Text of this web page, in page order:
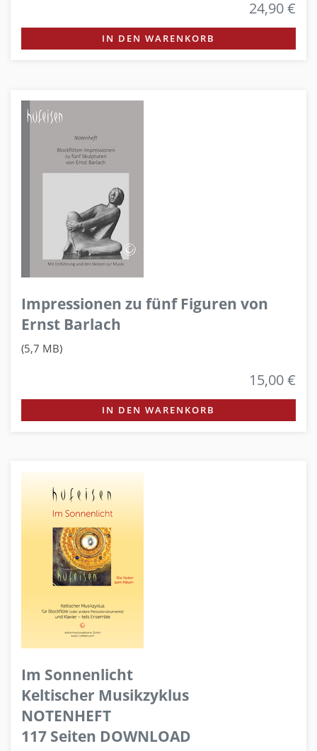
24,90 €
IN DEN WARENKORB
Impressionen zu fünf Figuren von
Ernst Barlach
(5,7 MB)
15,00 €
IN DEN WARENKORB
Im Sonnenlicht
Keltischer Musikzyklus
NOTENHEFT
117 Seiten DOWNLOAD